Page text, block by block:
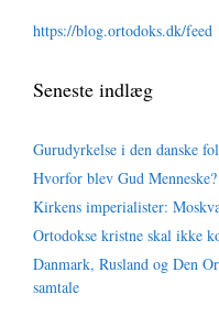
https://blog.ortodoks.dk/feed
Seneste indlæg
Gurudyrkelse i den danske
Hvorfor blev Gud Menneske?
Kirkens imperialister:
Ortodokse kristne skal ikke
Danmark, Rusland og Den
samtale